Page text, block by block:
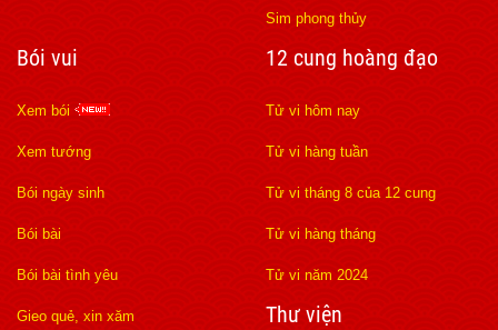
Sim phong thủy
Bói vui
Xem bói
Xem tướng
Bói ngày sinh
Bói bài
Bói bài tình yêu
Gieo quẻ, xin xăm
12 cung hoàng đạo
Tử vi hôm nay
Tử vi hàng tuần
Tử vi tháng 8 của 12 cung
Tử vi hàng tháng
Tử vi năm 2024
Thư viện